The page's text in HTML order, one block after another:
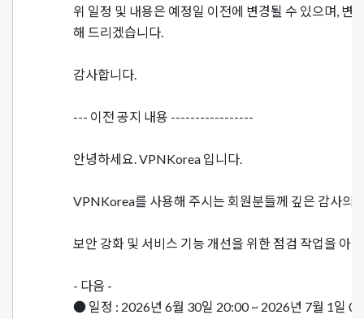
위 일정 및 내용은 예정일 이전에 변경될 수 있으며, 변
해 드리겠습니다.
감사합니다.
--- 이전 공지 내용 -----------------
안녕하세요. VPNKorea 입니다.
VPNKorea를 사용해 주시는 회원분들께 깊은 감사의
보안 강화 및 서비스 기능 개선을 위한 점검 작업을 아
- 다음 -
● 일정 : 2026년 6월 30일 20:00 ~ 2026년 7월 1일